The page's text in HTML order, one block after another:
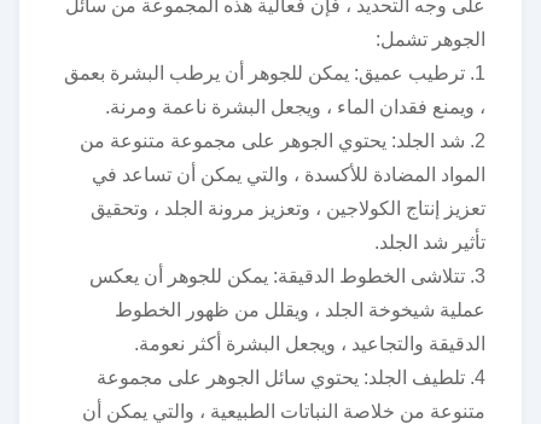
على وجه التحديد ، فإن فعالية هذه المجموعة من سائل
الجوهر تشمل:
1. ترطيب عميق: يمكن للجوهر أن يرطب البشرة بعمق
، ويمنع فقدان الماء ، ويجعل البشرة ناعمة ومرنة.
2. شد الجلد: يحتوي الجوهر على مجموعة متنوعة من
المواد المضادة للأكسدة ، والتي يمكن أن تساعد في
تعزيز إنتاج الكولاجين ، وتعزيز مرونة الجلد ، وتحقيق
تأثير شد الجلد.
3. تتلاشى الخطوط الدقيقة: يمكن للجوهر أن يعكس
عملية شيخوخة الجلد ، ويقلل من ظهور الخطوط
الدقيقة والتجاعيد ، ويجعل البشرة أكثر نعومة.
4. تلطيف الجلد: يحتوي سائل الجوهر على مجموعة
متنوعة من خلاصة النباتات الطبيعية ، والتي يمكن أن